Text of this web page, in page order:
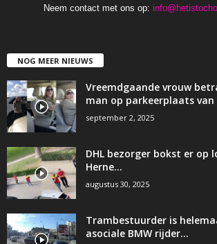
Neem contact met ons op:
NOG MEER NIEUWS
Vreemdgaande vrouw
man op parkeerplaats
september 2, 2025
DHL bezorger bokst er op
Herne…
augustus 30, 2025
Trambestuurder is
asociale BMW rijder…